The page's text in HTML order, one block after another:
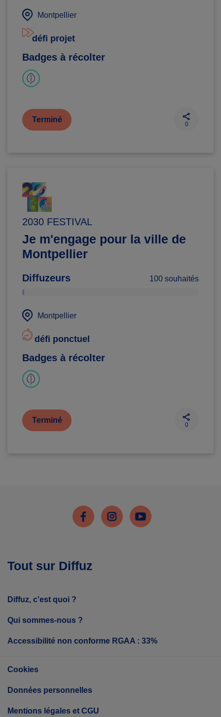
Montpellier
défi projet
Badges à récolter
Terminé
0
2030 FESTIVAL
Je m'engage pour la ville de
Montpellier
Diffuzeurs 100 souhaités
Montpellier
défi ponctuel
Badges à récolter
Terminé
0
FacebookInstagramYoutube
Tout sur Diffuz
Diffuz, c'est quoi ?
Qui sommes-nous ?
Accessibilité non conforme RGAA : 33%
Cookies
Données personnelles
Mentions légales et CGU